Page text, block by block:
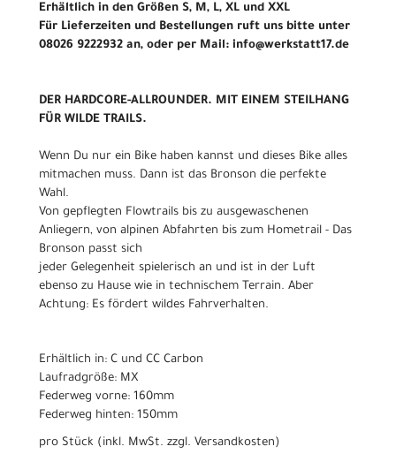
Erhältlich in den Größen S, M, L, XL und XXL
Für Lieferzeiten und Bestellungen ruft uns bitte unter
08026 9222932 an, oder per Mail: info@werkstatt17.de
DER HARDCORE-ALLROUNDER. MIT EINEM STEILHANG
FÜR WILDE TRAILS.
Wenn Du nur ein Bike haben kannst und dieses Bike alles
mitmachen muss. Dann ist das Bronson die perfekte
Wahl.
Von gepflegten Flowtrails bis zu ausgewaschenen
Anliegern, von alpinen Abfahrten bis zum Hometrail - Das
Bronson passt sich
jeder Gelegenheit spielerisch an und ist in der Luft
ebenso zu Hause wie in technischem Terrain. Aber
Achtung: Es fördert wildes Fahrverhalten.
Erhältlich in: C und CC Carbon
Laufradgröße: MX
Federweg vorne: 160mm
Federweg hinten: 150mm
pro Stück (inkl. MwSt. zzgl. Versandkosten)